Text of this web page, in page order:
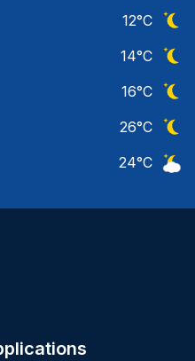
12°C
14°C
16°C
26°C
24°C